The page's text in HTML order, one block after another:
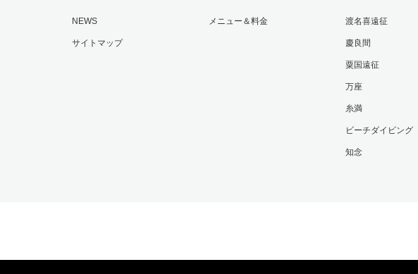
NEWS
サイトマップ
メニュー＆料金 渡名喜遠征
慶良間
粟国遠征
万座
糸満
ビーチダイビング
知念